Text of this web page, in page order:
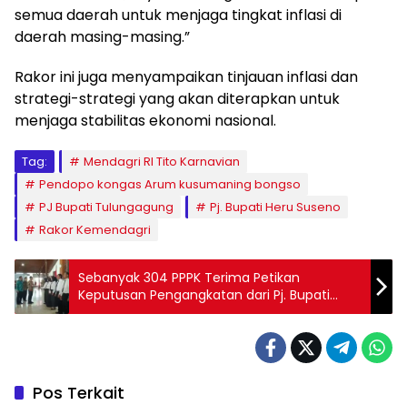
semua daerah untuk menjaga tingkat inflasi di
daerah masing-masing.”
Rakor ini juga menyampaikan tinjauan inflasi dan
strategi-strategi yang akan diterapkan untuk
menjaga stabilitas ekonomi nasional.
Tag:
Mendagri RI Tito Karnavian
Pendopo kongas Arum kusumaning bongso
PJ Bupati Tulungagung
Pj. Bupati Heru Suseno
Rakor Kemendagri
Sebanyak 304 PPPK Terima Petikan
Keputusan Pengangkatan dari Pj. Bupati
Tulungagung
Pos Terkait